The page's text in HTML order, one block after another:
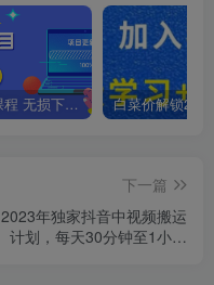
全网VIP课程 无损下载~
下一篇
2023年独家抖音中视频搬运
计划，每天30分钟至1小时